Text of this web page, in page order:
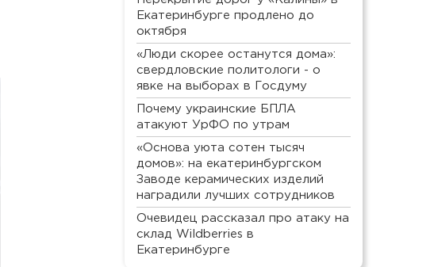
Екатеринбурге продлено до
октября
«Люди скорее останутся дома»:
свердловские политологи - о
явке на выборах в Госдуму
Почему украинские БПЛА
атакуют УрФО по утрам
«Основа уюта сотен тысяч
домов»: на екатеринбургском
Заводе керамических изделий
наградили лучших сотрудников
Очевидец рассказал про атаку на
склад Wildberries в
Екатеринбурге